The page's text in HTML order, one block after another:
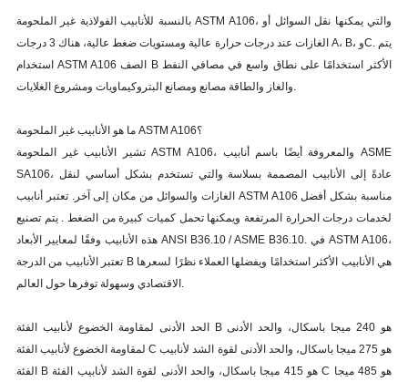
بالنسبة للأنابيب الفولاذية غير الملحومة ASTM A106، والتي يمكنها نقل السوائل أو
الغازات عند درجات حرارة عالية ومستويات ضغط عالية، هناك 3 درجات A، B، وC. يتم
استخدام ASTM A106 الصف B الأكثر استخدامًا على نطاق واسع في مصافي النفط
والغاز والطاقة مصانع ومصانع البتروكيماويات ومشروع الغلايات.
ما هو الأنابيب غير الملحومة ASTM A106؟
تشير الأنابيب غير الملحومة ASTM A106، والمعروفة أيضًا باسم أنابيب ASME
SA106، عادةً إلى الأنابيب المصممة بسلاسة والتي تستخدم بشكل أساسي لنقل
الغازات والسوائل من مكان إلى آخر. تعتبر أنابيب ASTM A106 مناسبة بشكل أفضل
لخدمات درجات الحرارة المرتفعة ويمكنها تحمل كميات كبيرة من الضغط . يتم تصنيع
هذه الأنابيب وفقًا لمعايير الأبعاد ANSI B36.10 / ASME B36.10. في ASTM A106،
تعتبر الأنابيب من الدرجة B هي الأنابيب الأكثر استخدامًا ويفضلها العملاء نظرًا لسعرها
الاقتصادي وسهولة توفرها حول العالم.
الحد الأدنى لمقاومة الخضوع لأنابيب الفئة B هو 240 ميجا باسكال، والحد الأدنى
لمقاومة الخضوع لأنابيب الفئة C هو 275 ميجا باسكال، والحد الأدنى لقوة الشد لأنابيب
الفئة B هو 415 ميجا باسكال، والحد الأدنى لقوة الشد لأنابيب الفئة C هو 485 ميجا